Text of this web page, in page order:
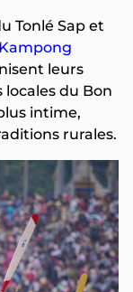
Tonlé Sap et
Kampong
leurs
locales du Bon
intime,
rurales.